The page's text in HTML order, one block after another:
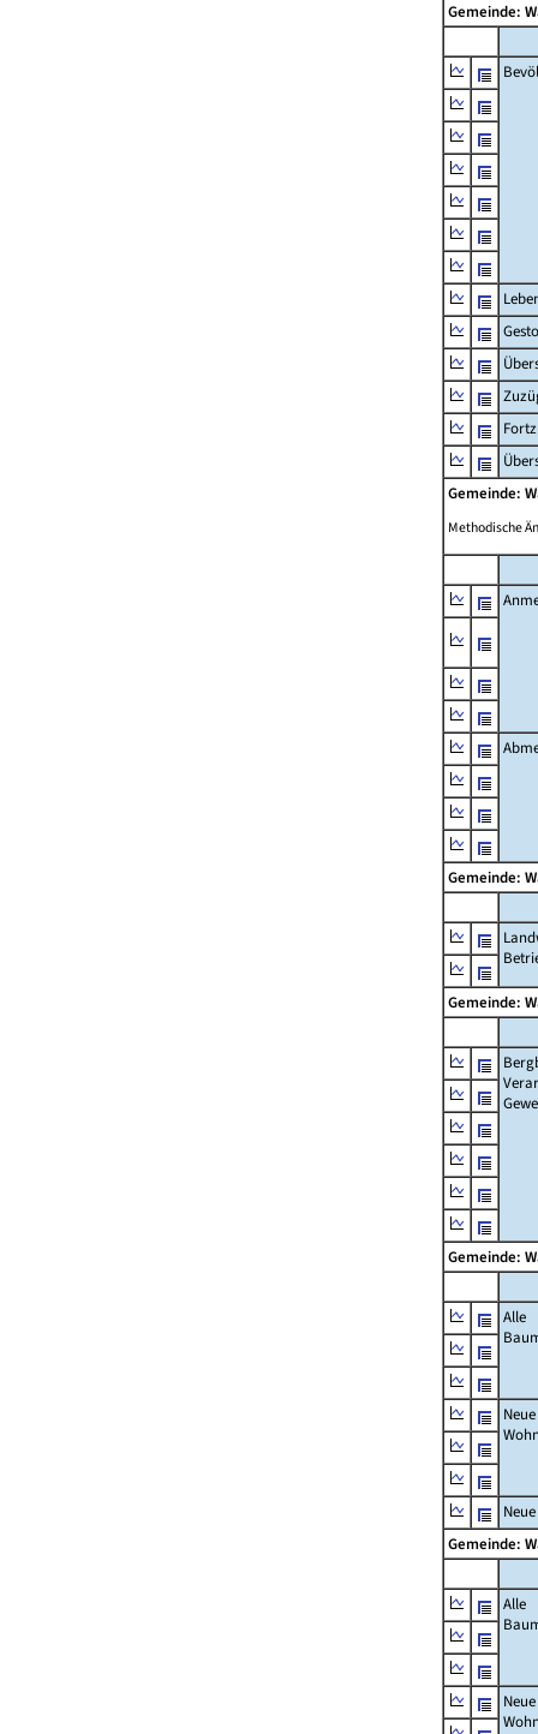
Gemeinde:
Gemeinde:
Methodische
Gemeinde:
Gemeinde:
Gemeinde:
Alle
Neue
Gemeinde:
Alle
Neue